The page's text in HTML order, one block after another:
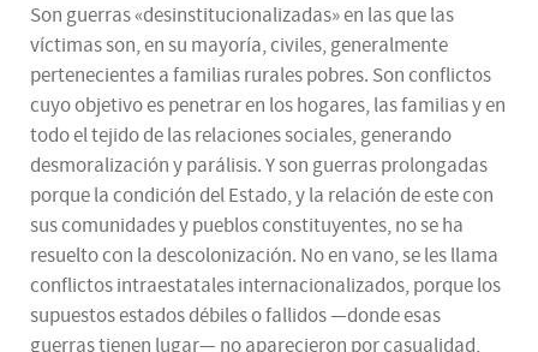
Son guerras «desinstitucionalizadas» en las que las
víctimas son, en su mayoría, civiles, generalmente
pertenecientes a familias rurales pobres. Son conflictos
cuyo objetivo es penetrar en los hogares, las familias y en
todo el tejido de las relaciones sociales, generando
desmoralización y parálisis. Y son guerras prolongadas
porque la condición del Estado, y la relación de este con
sus comunidades y pueblos constituyentes, no se ha
resuelto con la descolonización. No en vano, se les llama
conflictos intraestatales internacionalizados, porque los
supuestos estados débiles o fallidos —donde esas
guerras tienen lugar— no aparecieron por casualidad,